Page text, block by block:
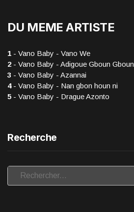
DU MEME ARTISTE
1 - Vano Baby - Vano We
2 - Vano Baby - Adigoue Gboun Gboun
3 - Vano Baby - Azannai
4- Vano Baby - Nan gbon houn ni
5 - Vano Baby - Drague Azonto
Recherche